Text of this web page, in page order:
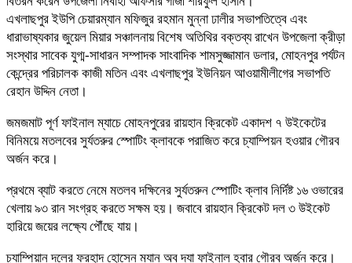
এখলাছপুর ইউপি চেয়ারম্যান মফিজুর রহমান মুন্না ঢালীর সভাপতিত্বে এবং
ধারাভাষ্যকার জুয়েল মিয়ার সঞ্চালনায় বিশেষ অতিথির বক্তব্য রাখেন উপজেলা ক্রীড়া
সংস্থার সাবেক যুগ্ম-সাধারন সম্পাদক সাংবাদিক শামসুজ্জামান ডলার, মোহনপুর পর্যটন
কেন্দ্রের পরিচালক কাজী মতিন এবং এখলাছপুর ইউনিয়ন আওয়ামীলীগের সভাপতি
রেহান উদ্দিন নেতা।
জমজমাট পূর্ণ ফাইনাল ম্যাচে মোহনপুরের রায়হান ক্রিকেট একাদশ ৭ উইকেটের
বিনিময়ে মতলবের সুর্যতরুর স্পোটিং ক্লাবকে পরাজিত করে চ্যাম্পিয়ন হওয়ার গৌরব
অর্জন করে।
প্রথমে ব্যাট করতে নেমে মতলব দক্ষিনের সুর্যতরুন স্পোটিং ক্লাব নির্দিষ্ট ১৬ ওভারের
খেলায় ৯৩ রান সংগ্রহ করতে সক্ষম হয়। জবাবে রায়হান ক্রিকেট দল ৩ উইকেট
হারিয়ে জয়ের লক্ষ্যে পৌঁছে যায়।
চ্যাম্পিয়ান দলের ফরহাদ হোসেন ম্যান অব দ্যা ফাইনাল হবার গৌরব অর্জন করে।